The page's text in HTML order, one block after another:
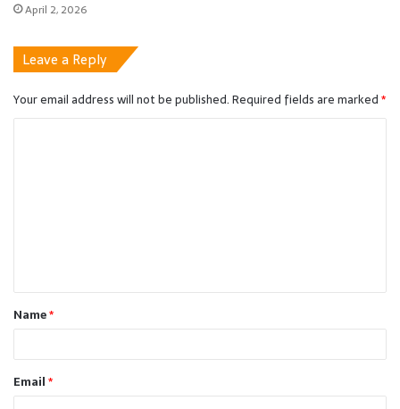
April 2, 2026
Leave a Reply
Your email address will not be published.Required fields are marked*
t
*Name*
Email*